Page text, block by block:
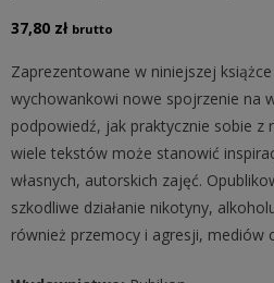
37,80 zł brutto
Zaprezentowane w niniejszej
wychowankowi nowe spojrzenie na
podpowiedź, jak praktycznie sobie z
wiele tekstów może stanowić
własnych, autorskich zajęć.
szkodliwe działanie nikotyny,
również przemocy i agresji, mediów